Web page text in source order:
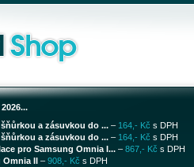
a zásuvkou do ... – 164,- Kč s DPH
a zásuvkou do ... – 164,- Kč s DPH
pro Samsung Omnia I... – 867,- Kč s DPH
Omnia II – 908,- Kč s DPH